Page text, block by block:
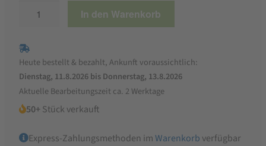
Menge
In den Warenkorb
Heute bestellt & bezahlt, Ankunft voraussichtlich:
Dienstag, 11.8.2026 bis Donnerstag, 13.8.2026
Aktuelle Bearbeitungszeit ca. 2 Werktage
50+Stück verkauft
Express-Zahlungsmethoden imWarenkorb verfügbar